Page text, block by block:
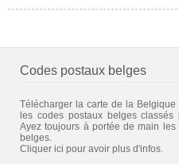
Codes postaux belges
Télécharger la carte de la Belgique
les codes postaux belges classés
Ayez toujours à portée de main les
belges.
Cliquer ici pour avoir plus d'infos.